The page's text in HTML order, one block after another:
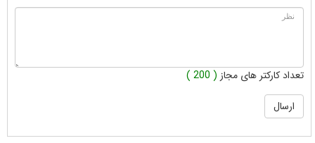
تعداد کارکتر های مجاز ( 200 )